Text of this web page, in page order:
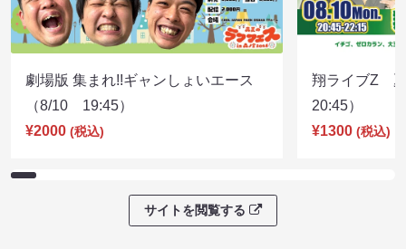
劇場版 集まれ!!ギャンしょいエース
（8/10 19:45）
¥2000 (税込)
翔ライブZ
20:45）
¥1300 (税込)
サイトを閲覧する